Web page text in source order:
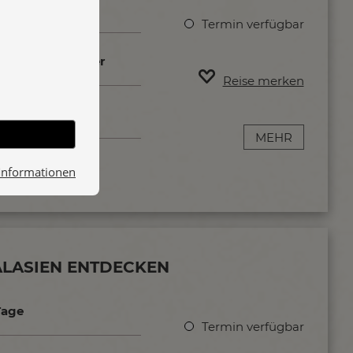
6 - 12 Teilnehmer
Termin verfügbar
Reise merken
MEHR
ENTDECKEN
Termin verfügbar